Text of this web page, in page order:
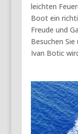
leichten
Boot ein
Freude und
Besuchen
Ivan Botic